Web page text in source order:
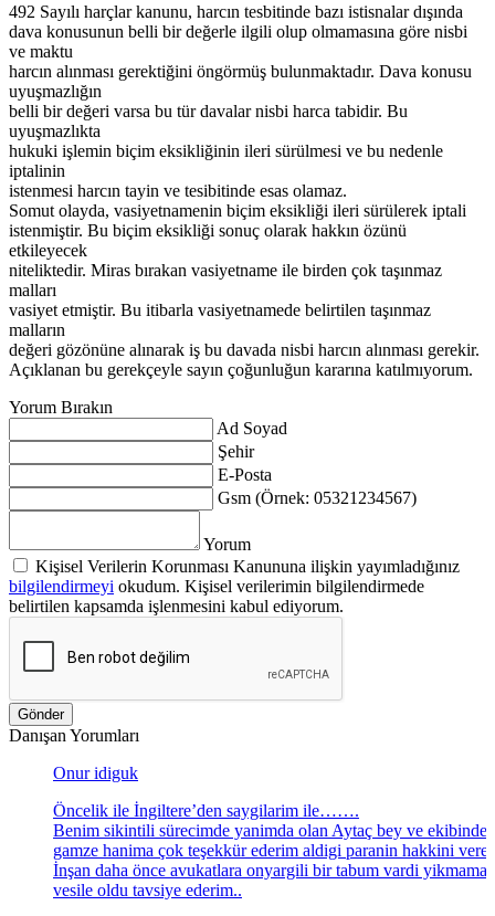
492 Sayılı harçlar kanunu, harcın tesbitinde bazı istisnalar dışında
dava konusunun belli bir değerle ilgili olup olmamasına göre nisbi
ve maktu
harcın alınması gerektiğini öngörmüş bulunmaktadır. Dava konusu
uyuşmazlığın
belli bir değeri varsa bu tür davalar nisbi harca tabidir. Bu
uyuşmazlıkta
hukuki işlemin biçim eksikliğinin ileri sürülmesi ve bu nedenle
iptalinin
istenmesi harcın tayin ve tesibitinde esas olamaz.
Somut olayda, vasiyetnamenin biçim eksikliği ileri sürülerek iptali
istenmiştir. Bu biçim eksikliği sonuç olarak hakkın özünü
etkileyecek
niteliktedir. Miras bırakan vasiyetname ile birden çok taşınmaz
malları
vasiyet etmiştir. Bu itibarla vasiyetnamede belirtilen taşınmaz
malların
değeri gözönüne alınarak iş bu davada nisbi harcın alınması gerekir.
Açıklanan bu gerekçeyle sayın çoğunluğun kararına katılmıyorum.
Yorum Bırakın
Ad Soyad
Şehir
E-Posta
Gsm (Örnek: 05321234567)
Yorum
Kişisel Verilerin Korunması Kanununa ilişkin yayımladığınız
bilgilendirmeyi okudum. Kişisel verilerimin bilgilendirmede
belirtilen kapsamda işlenmesini kabul ediyorum.
Gönder
Danışan Yorumları
Onur idiguk
Öncelik ile İngiltere’den saygilarim ile…….
Benim sikintili sürecimde yanimda olan Aytaç bey ve ekibinden
gamze hanima çok teşekkür ederim aldigi paranin hakkini
İnşan daha önce avukatlara onyargili bir tabum vardi yikmama
vesile oldu tavsiye ederim..